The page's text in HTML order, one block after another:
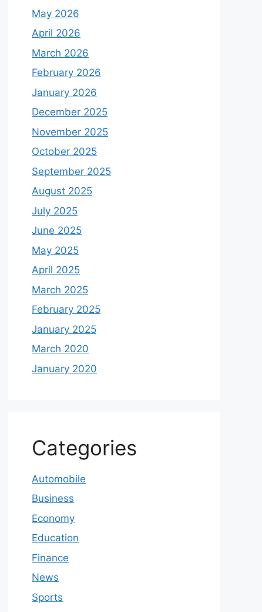
May 2026
April 2026
March 2026
February 2026
January 2026
December 2025
November 2025
October 2025
September 2025
August 2025
July 2025
June 2025
May 2025
April 2025
March 2025
February 2025
January 2025
March 2020
January 2020
Categories
Automobile
Business
Economy
Education
Finance
News
Sports